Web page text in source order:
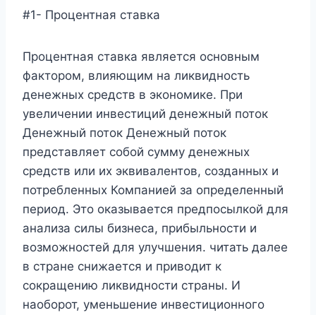
#1- Процентная ставка
Процентная ставка является основным
фактором, влияющим на ликвидность
денежных средств в экономике. При
увеличении инвестиций денежный поток
Денежный поток Денежный поток
представляет собой сумму денежных
средств или их эквивалентов, созданных и
потребленных Компанией за определенный
период. Это оказывается предпосылкой для
анализа силы бизнеса, прибыльности и
возможностей для улучшения. читать далее
в стране снижается и приводит к
сокращению ликвидности страны. И
наоборот, уменьшение инвестиционного